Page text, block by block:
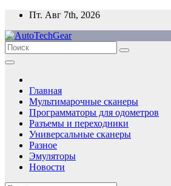
Перейти
содержимому
Пт. Авг 7th, 2026
Главная
Мультимарочные сканеры
Программаторы для одометров
Разъемы и переходники
Универсальные сканеры
Разное
Эмуляторы
Новости